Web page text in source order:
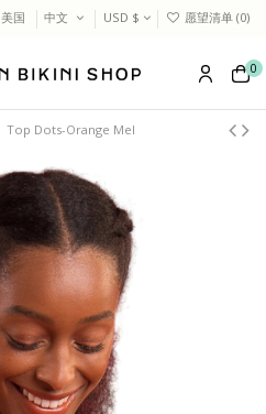
美国 中文 USD $ 愿望清单 (0)
0
Top Dots-Orange Mel